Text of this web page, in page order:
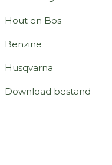
Hout en Bos
Benzine
Husqvarna
Download bestand